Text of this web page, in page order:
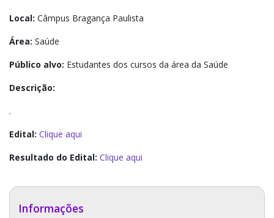
Local: Câmpus Bragança Paulista
Área: Saúde
Público alvo: Estudantes dos cursos da área da Saúde
Descrição:
.
Edital: Clique aqui
Resultado do Edital: Clique aqui
Informações